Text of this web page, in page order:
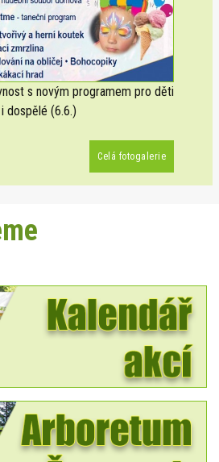
s novým programem pro děti
i dospělé (6.6.)
Celá fotogalerie